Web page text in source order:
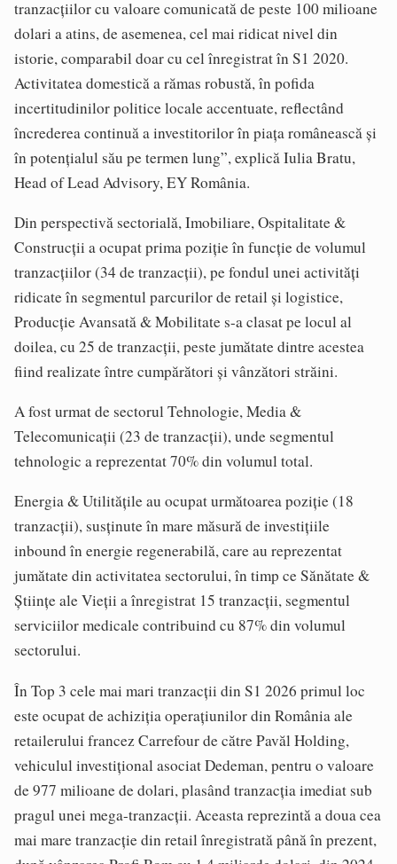
tranzacţiilor cu valoare comunicată de peste 100 milioane
dolari a atins, de asemenea, cel mai ridicat nivel din
istorie, comparabil doar cu cel înregistrat în S1 2020.
Activitatea domestică a rămas robustă, în pofida
incertitudinilor politice locale accentuate, reflectând
încrederea continuă a investitorilor în piaţa românească şi
în potenţialul său pe termen lung”, explică Iulia Bratu,
Head of Lead Advisory, EY România.
Din perspectivă sectorială, Imobiliare, Ospitalitate &
Construcţii a ocupat prima poziţie în funcţie de volumul
tranzacţiilor (34 de tranzacţii), pe fondul unei activităţi
ridicate în segmentul parcurilor de retail şi logistice,
Producţie Avansată & Mobilitate s-a clasat pe locul al
doilea, cu 25 de tranzacţii, peste jumătate dintre acestea
fiind realizate între cumpărători şi vânzători străini.
A fost urmat de sectorul Tehnologie, Media &
Telecomunicaţii (23 de tranzacţii), unde segmentul
tehnologic a reprezentat 70% din volumul total.
Energia & Utilităţile au ocupat următoarea poziţie (18
tranzacţii), susţinute în mare măsură de investiţiile
inbound în energie regenerabilă, care au reprezentat
jumătate din activitatea sectorului, în timp ce Sănătate &
Ştiinţe ale Vieţii a înregistrat 15 tranzacţii, segmentul
serviciilor medicale contribuind cu 87% din volumul
sectorului.
În Top 3 cele mai mari tranzacţii din S1 2026 primul loc
este ocupat de achiziţia operaţiunilor din România ale
retailerului francez Carrefour de către Pavăl Holding,
vehiculul investiţional asociat Dedeman, pentru o valoare
de 977 milioane de dolari, plasând tranzacţia imediat sub
pragul unei mega-tranzacţii. Aceasta reprezintă a doua cea
mai mare tranzacţie din retail înregistrată până în prezent,